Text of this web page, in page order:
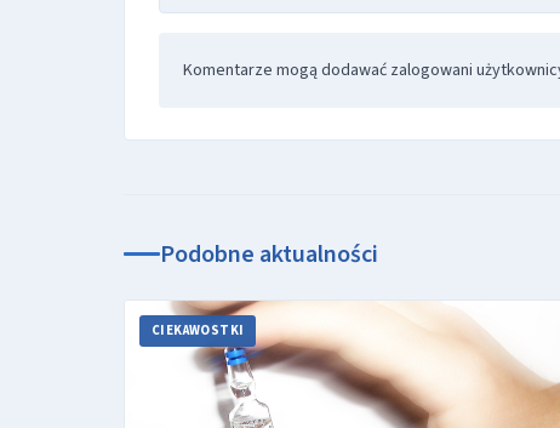
Komentarze mogą dodawać zalogowani
Podobne aktualności
CIEKAWOSTKI